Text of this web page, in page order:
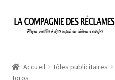
Aller
Aller
Accueil Tôles publicitaires
Toros